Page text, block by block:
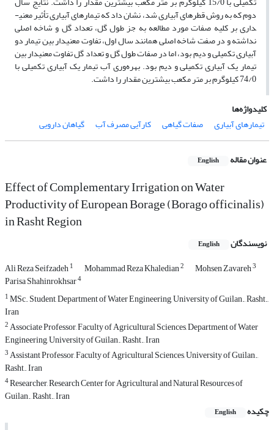
دوم که به روش قطره­ای آبیاری شد، نشان داد که تیمارهای آبیاری تأثیر معنی­
داری بر کلیه صفات مورد مطالعه به جز طول گل، تعداد گل و شاخه اصلی
نداشته و در صفت شاخه اصلی همانند سال اول، تفاوت معنی­دار بین تیمار دو
آبیاری تکمیلی و دیم بود، اما در صفات طول گل و تعداد گل تفاوت معنی­دار بین
تیمار یک آبیاری تکمیلی و دیم بود. بهره‌وری آب تیمار یک آبیاری تکمیلی با
74/0 کیلوگرم بر متر مکعب بیش­ترین مقدار را داشت.
کلیدواژه‌ها
تیمارهای آبیاری
صفات گیاهی کارآیی مصرف آب گیاهان دارویی
عنوان مقاله English
Effect of Complementary Irrigation on Water
Productivity of European Borage (Borago officinalis)
in Rasht Region
نویسندگان English
Ali Reza Seifzadeh1 Mohammad Reza Khaledian2 Mohsen Zavareh3
Parisa Shahinrokhsar4
1MSc. Student, Department of Water Engineering, University of Guilan., Rasht.,
Iran
2Associate Professor, Faculty of Agricultural Sciences, Department of Water
Engineering, University of Guilan., Rasht., Iran
3Assistant Professor, Faculty of Agricultural Sciences, University of Guilan.,
Rasht., Iran
4Researcher, Research Center for Agricultural and Natural Resources of
Guilan., Rasht., Iran
چکیده
English